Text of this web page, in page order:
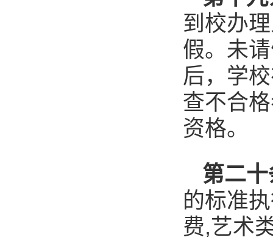
到校办
假。未
后，学
查不合
资格。
第二
的标准
费,艺术